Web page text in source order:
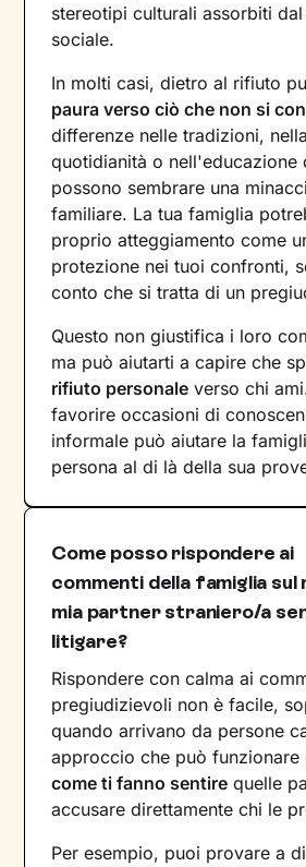
stereotipi culturali assorbiti
sociale.
In molti casi, dietro al rifiuto
paura verso ciò che non si
differenze nelle tradizioni,
quotidianità o nell'educazione
possono sembrare una
familiare. La tua famiglia
proprio atteggiamento come
protezione nei tuoi confronti,
conto che si tratta di un
Questo non giustifica i loro
ma può aiutarti a capire che
rifiuto personale verso chi
favorire occasioni di
informale può aiutare la
persona al di là della sua
Come posso rispondere ai
commenti della famiglia sul
mia partner straniero/a
litigare?
Rispondere con calma ai
pregiudizievoli non è facile,
quando arrivano da persone
approccio che può funzionare
come ti fanno sentire quelle
accusare direttamente chi le
Per esempio, puoi provare a